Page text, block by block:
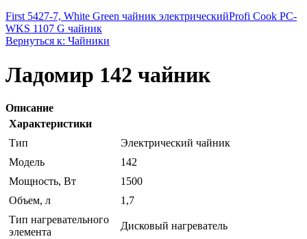
First 5427-7, White Green чайник электрическийProfi Cook PC-
WKS 1107 G чайник
Вернуться к: Чайники
Ладомир 142 чайник
Описание
Характеристики
Тип
Электрический чайник
Модель
142
Мощность, Вт
1500
Объем, л
1,7
Тип нагревательного
элемента
Дисковый нагреватель